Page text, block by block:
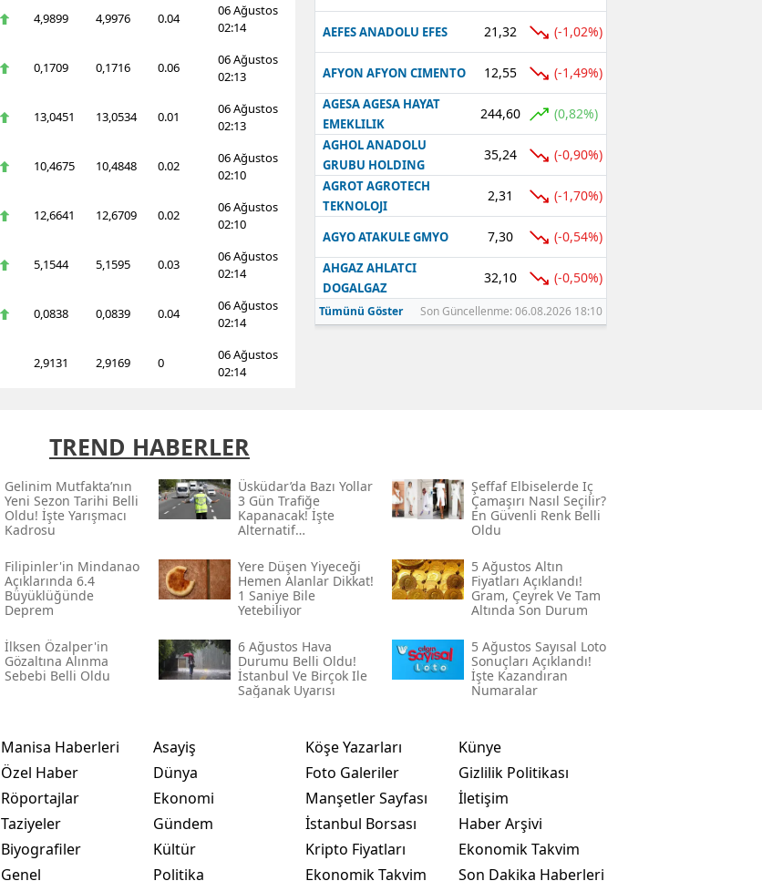
4,9899 4,9976 0.04
06 Ağustos
02:14
0,1709 0,1716 0.06
06 Ağustos
02:13
13,0451 13,0534 0.01
06 Ağustos
02:13
10,4675 10,4848 0.02
06 Ağustos
02:10
12,6641 12,6709 0.02
06 Ağustos
02:10
5,1544 5,1595 0.03
06 Ağustos
02:14
0,0838 0,0839 0.04
06 Ağustos
02:14
2,9131 2,9169 0
06 Ağustos
02:14
AEFES ANADOLU EFES 21,32 (-1,02%)
AFYON AFYON CIMENTO 12,55 (-1,49%)
AGESA AGESA HAYAT
EMEKLILIK
244,60 (0,82%)
AGHOL ANADOLU
GRUBU HOLDING
35,24 (-0,90%)
AGROT AGROTECH
TEKNOLOJI
2,31 (-1,70%)
AGYO ATAKULE GMYO 7,30 (-0,54%)
AHGAZ AHLATCI
DOGALGAZ
32,10 (-0,50%)
Tümünü Göster Son Güncellenme: 06.08.2026 18:10
TREND HABERLER
Gelinim Mutfakta’nın
Yeni Sezon Tarihi Belli
Oldu! İşte Yarışmacı
Kadrosu
Üsküdar’da Bazı Yollar
3 Gün Trafiğe
Kapanacak! İşte
Alternatif
Şeffaf Elbiselerde Iç
Çamaşırı Nasıl Seçilir?
En Güvenli Renk Belli
Oldu
Filipinler'in Mindanao
Açıklarında 6.4
Büyüklüğünde
Deprem
Yere Düşen Yiyeceği
Hemen Alanlar Dikkat!
1 Saniye Bile
Yetebiliyor
5 Ağustos Altın
Fiyatları Açıklandı!
Gram, Çeyrek Ve Tam
Altında Son Durum
İlksen Özalper'in
Gözaltına Alınma
Sebebi Belli Oldu
6 Ağustos Hava
Durumu Belli Oldu!
İstanbul Ve Birçok Ile
Sağanak Uyarısı
5 Ağustos Sayısal Loto
Sonuçları Açıklandı!
İşte Kazandıran
Numaralar
Manisa Haberleri
Özel Haber
Röportajlar
Taziyeler
Biyografiler
Genel
Asayiş
Dünya
Ekonomi
Gündem
Kültür
Politika
Köşe Yazarları
Foto Galeriler
Manşetler Sayfası
İstanbul Borsası
Kripto Fiyatları
Ekonomik Takvim
Künye
Gizlilik Politikası
İletişim
Haber Arşivi
Ekonomik Takvim
Son Dakika Haberleri